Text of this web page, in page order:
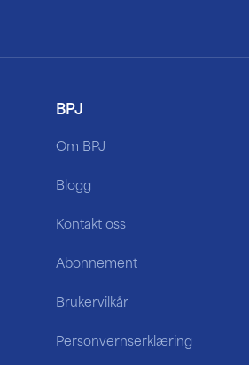
BPJ
Om BPJ
Blogg
Kontakt oss
Abonnement
Brukervilkår
Personvernserklæring